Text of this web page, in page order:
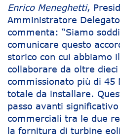
Enrico Meneghetti,
Amministratore Delegato
commenta: “Siamo
comunicare questo
storico con cui abbiamo
collaborare da oltre
commissionato più di 45
totale da installare.
passo avanti
commerciali tra le due
la fornitura di turbine